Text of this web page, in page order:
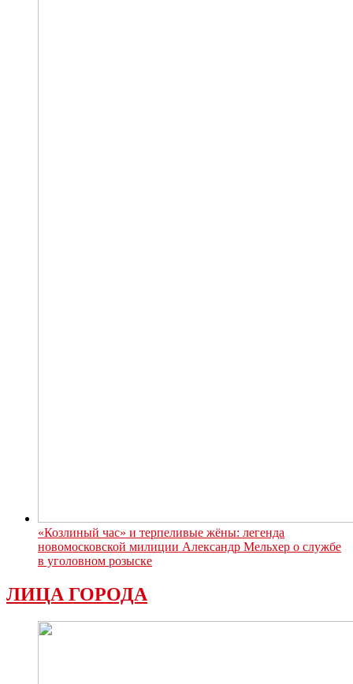
«Козлиный час» и терпеливые жёны: легенда
новомосковской милиции Александр Мельхер о службе
в уголовном розыске
ЛИЦА ГОРОДА